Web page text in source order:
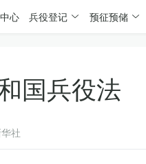
心 兵役登记 预征预储
国兵役法
社